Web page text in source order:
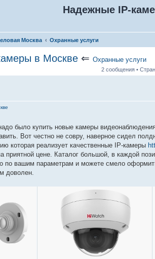
Надежные IP-
Москва Охранные услуги
в Москве ⇐ Охранные услуги
2 сообщения •
было купить новые камеры
Вот честно не совру, наверное сидел
которая реализует качественные IP-камеры
приятной цене. Каталог большой, в каждой
по вашим параметрам и можете смело
доволен.